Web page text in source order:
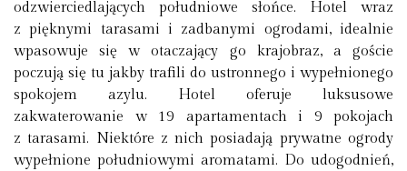
odzwierciedlających południowe słońce. Hotel wraz
z pięknymi tarasami i zadbanymi ogrodami, idealnie
wpasowuje się w otaczający go krajobraz, a goście
poczują się tu jakby trafili do ustronnego i wypełnionego
spokojem azylu. Hotel oferuje luksusowe
zakwaterowanie w 19 apartamentach i 9 pokojach
z tarasami. Niektóre z nich posiadają prywatne ogrody
wypełnione południowymi aromatami. Do udogodnień,